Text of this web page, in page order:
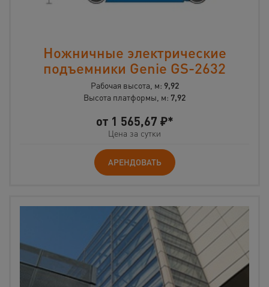
Ножничные электрические
подъемники Genie GS-2632
Рабочая высота, м: 9,92
Высота платформы, м: 7,92
от 1 565,67 ₽*
Цена за сутки
АРЕНДОВАТЬ